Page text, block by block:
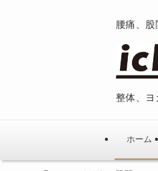
腰痛、
整体、ヨ
ホーム